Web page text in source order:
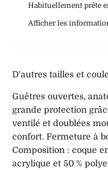
Habituellement prête
Afficher les
D'autres tailles et
Guêtres ouvertes,
grande protection
ventilé et doublées
confort. Fermeture à
Composition : coque
acrylique et 50 %